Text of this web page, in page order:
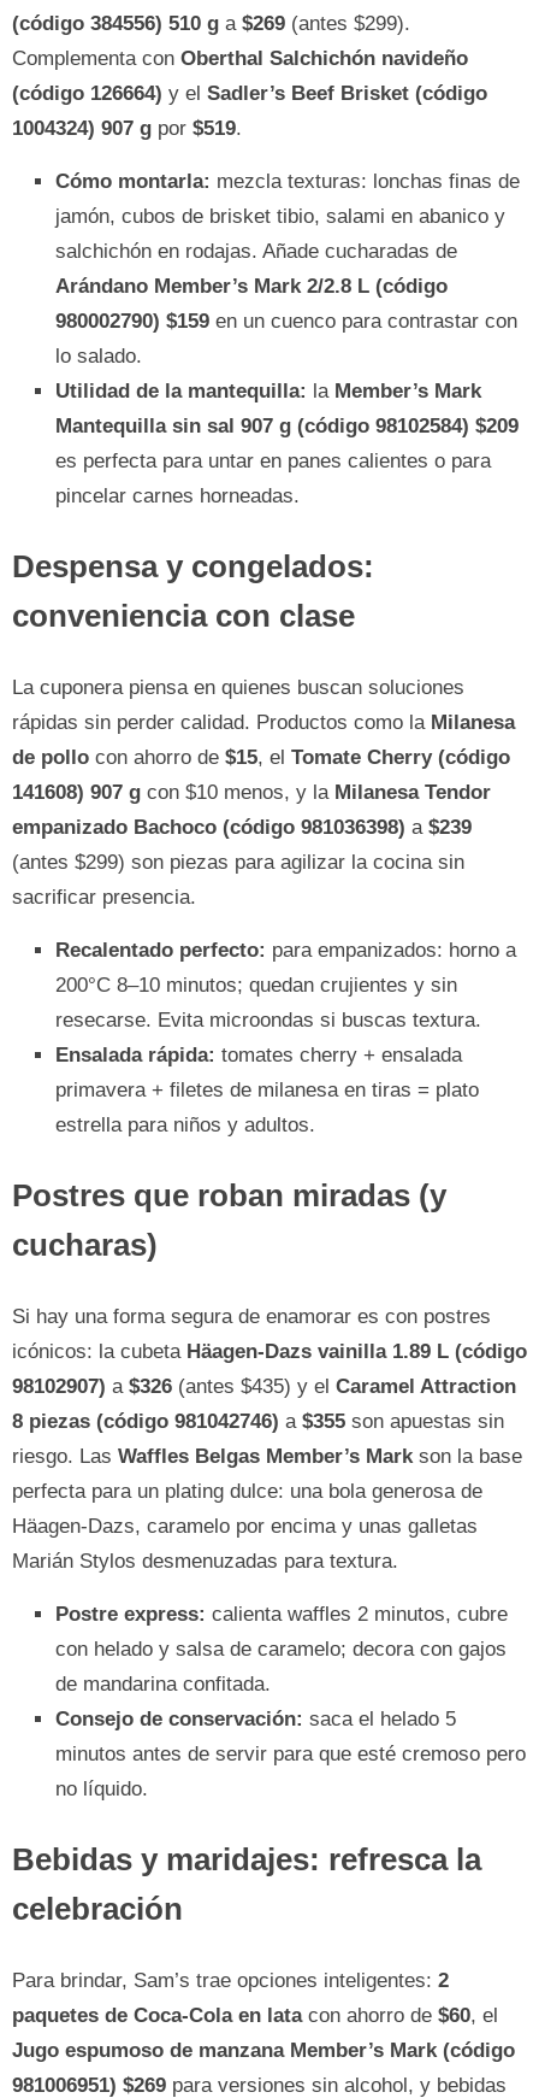
(código 384556) 510 g a $269 (antes $299).
Complementa con Oberthal Salchichón navideño
(código 126664) y el Sadler’s Beef Brisket (código
1004324) 907 g por $519.
Cómo montarla: mezcla texturas: lonchas finas de
jamón, cubos de brisket tibio, salami en abanico y
salchichón en rodajas. Añade cucharadas de
Arándano Member’s Mark 2/2.8 L (código
980002790) $159 en un cuenco para contrastar con
lo salado.
Utilidad de la mantequilla: la Member’s Mark
Mantequilla sin sal 907 g (código 98102584) $209
es perfecta para untar en panes calientes o para
pincelar carnes horneadas.
Despensa y congelados:
conveniencia con clase
La cuponera piensa en quienes buscan soluciones
rápidas sin perder calidad. Productos como la Milanesa
de pollo con ahorro de $15, el Tomate Cherry (código
141608) 907 g con $10 menos, y la Milanesa Tendor
empanizado Bachoco (código 981036398) a $239
(antes $299) son piezas para agilizar la cocina sin
sacrificar presencia.
Recalentado perfecto: para empanizados: horno a
200°C 8–10 minutos; quedan crujientes y sin
resecarse. Evita microondas si buscas textura.
Ensalada rápida: tomates cherry + ensalada
primavera + filetes de milanesa en tiras = plato
estrella para niños y adultos.
Postres que roban miradas (y
cucharas)
Si hay una forma segura de enamorar es con postres
icónicos: la cubeta Häagen-Dazs vainilla 1.89 L (código
98102907) a $326 (antes $435) y el Caramel Attraction
8 piezas (código 981042746) a $355 son apuestas sin
riesgo. Las Waffles Belgas Member’s Markson la base
perfecta para un plating dulce: una bola generosa de
Häagen-Dazs, caramelo por encima y unas galletas
Marián Stylos desmenuzadas para textura.
Postre express: calienta waffles 2 minutos, cubre
con helado y salsa de caramelo; decora con gajos
de mandarina confitada.
Consejo de conservación: saca el helado 5
minutos antes de servir para que esté cremoso pero
no líquido.
Bebidas y maridajes: refresca la
celebración
Para brindar, Sam’s trae opciones inteligentes: 2
paquetes de Coca-Cola en latacon ahorro de $60, el
Jugo espumoso de manzana Member’s Mark (código
981006951) $269 para versiones sin alcohol, y bebidas